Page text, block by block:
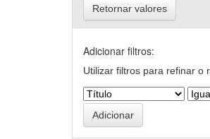
Retornar valores
Adicionar filtros:
Utilizar filtros para refinar o